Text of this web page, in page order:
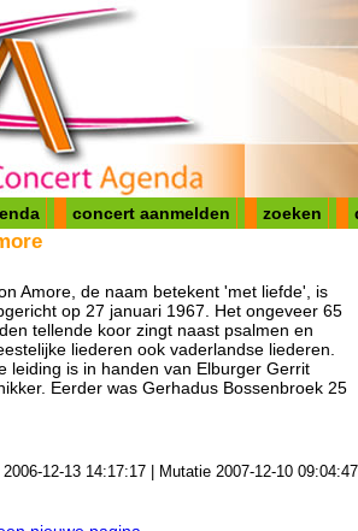
concert aanmelden zoeken
Amore, de naam betekent 'met liefde', is
op 27 januari 1967. Het ongeveer 65
tellende koor zingt naast psalmen en
liederen ook vaderlandse liederen.
leiding is in handen van Elburger Gerrit
Eerder was Gerhadus Bossenbroek 25
2006-12-13 14:17:17 | Mutatie 2007-12-10 09:04:47